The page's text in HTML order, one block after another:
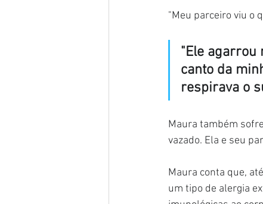
"Meu parceiro viu o
"Ele agarrou
canto da
respirava o
Maura também
vazado. Ela e seu
Maura conta que,
um tipo de alergia